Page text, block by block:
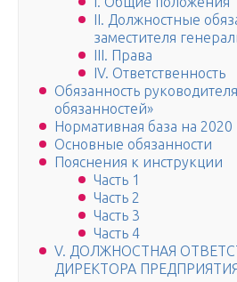
ІІ. Должностные
заместителя
ІІІ. Права
ІV. Ответственность
Обязанность
обязанностей»
Нормативная база на 2020
Основные обязанности
Пояснения к инструкции
Часть 1
Часть 2
Часть 3
Часть 4
V. ДОЛЖНОСТНАЯ
ДИРЕКТОРА